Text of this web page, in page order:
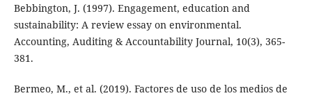
Bebbington, J. (1997). Engagement, education and
sustainability: A review essay on environmental.
Accounting, Auditing & Accountability Journal, 10(3), 365-
381.
Bermeo, M., et al. (2019). Factores de uso de los medios de